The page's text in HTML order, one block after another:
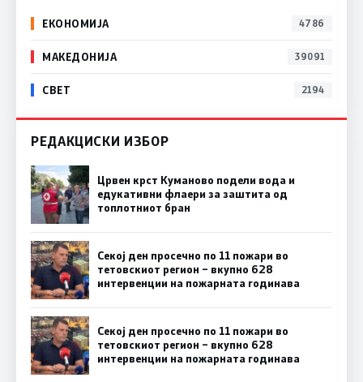
ЕКОНОМИЈА 4786
МАКЕДОНИЈА 39091
СВЕТ 2194
РЕДАКЦИСКИ ИЗБОР
Црвен крст Куманово подели вода и
едукативни флаери за заштита од
топлотниот бран
Секој ден просечно по 11 пожари во
тетовскиот регион – вкупно 628
интервенции на пожарната годинава
Секој ден просечно по 11 пожари во
тетовскиот регион – вкупно 628
интервенции на пожарната годинава